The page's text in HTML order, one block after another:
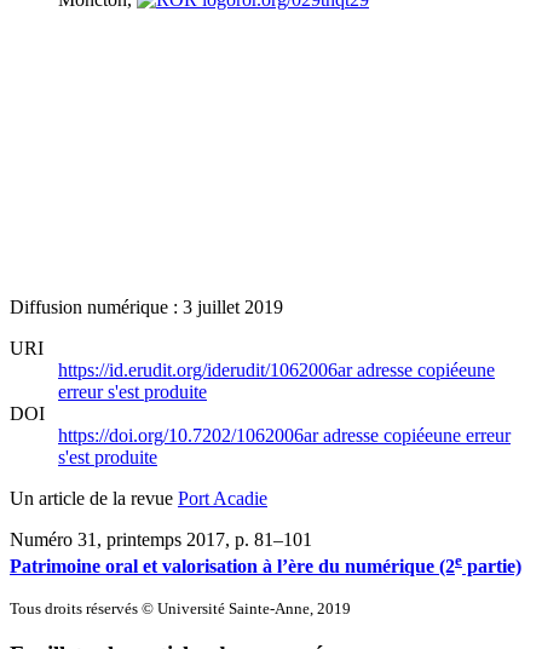
Diffusion numérique : 3 juillet 2019
URI
https://id.erudit.org/iderudit/1062006aradresse copiéeune
erreur s'est produite
DOI
https://doi.org/10.7202/1062006aradresse copiéeune erreur
s'est produite
Un article de la revue Port Acadie
Numéro 31, printemps 2017, p. 81–101
Patrimoine oral et valorisation à l’ère du numérique (2e partie)
Tous droits réservés © Université Sainte-Anne, 2019